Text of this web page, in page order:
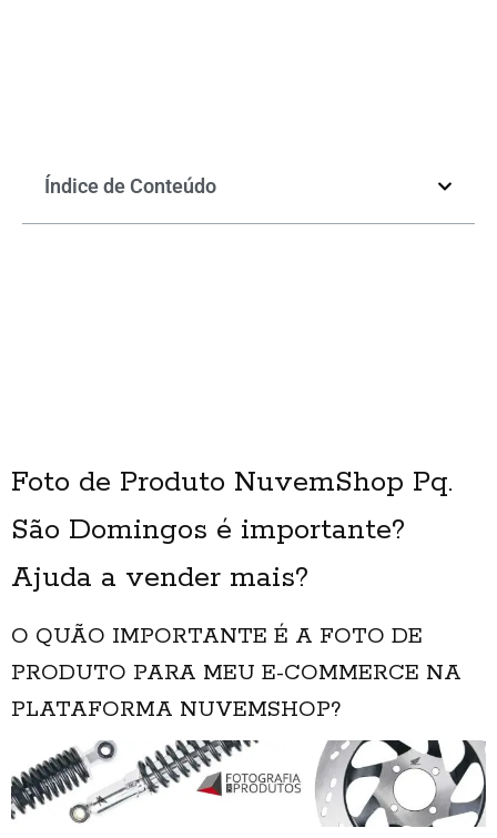
Índice de Conteúdo
Foto de Produto NuvemShop Pq.
São Domingos é importante?
Ajuda a vender mais?
O QUÃO IMPORTANTE É A FOTO DE
PRODUTO PARA MEU E-COMMERCE NA
PLATAFORMA NUVEMSHOP?